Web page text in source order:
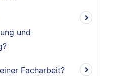
und
Facharbeit?